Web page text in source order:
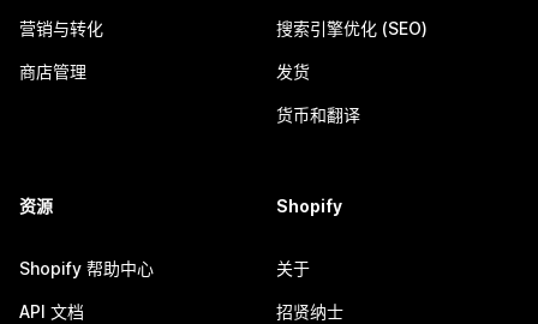
营销与转化
商店管理
搜索引擎优化 (SEO)
发货
货币和翻译
资源
Shopify 帮助中心
API 文档
Shopify
关于
招贤纳士